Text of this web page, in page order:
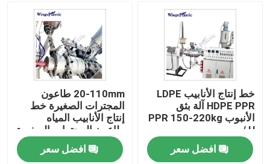
خط إنتاج الأنابيب LDPE
HDPE PPR آلة بثق
الأنبوب PPR 150-220kg
/ H
افضل سعر
20-110mm طاعون
المجترات الصغيرة خط
إنتاج الأنابيب المياه
طاعون المجترات الصغيرة
ماكينة
افضل سعر